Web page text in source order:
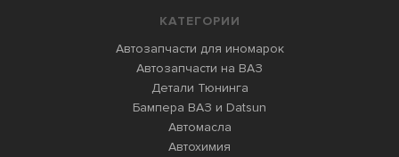
КАТЕГОРИИ
Автозапчасти для иномарок
Автозапчасти на ВАЗ
Детали Тюнинга
Бампера ВАЗ и Datsun
Автомасла
Автохимия